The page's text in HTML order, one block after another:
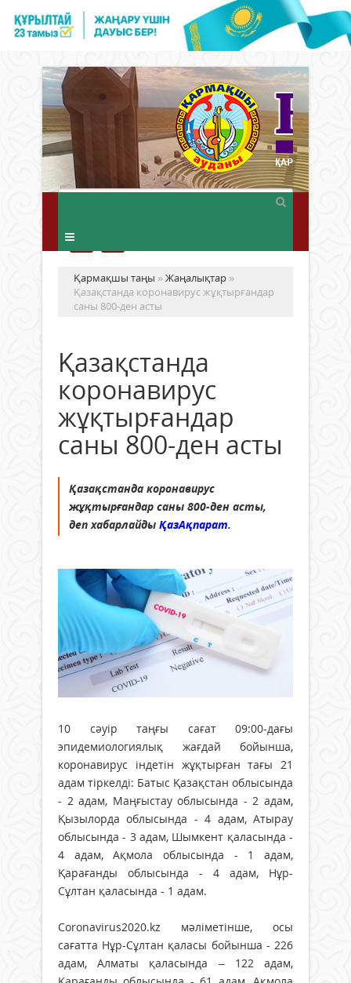
Қармақшы таңы »Жаңалықтар »
Қазақстанда коронавирус жұқтырғандар
саны 800-ден асты
Қазақстанда
коронавирус
жұқтырғандар
саны 800-ден асты
Қазақстанда коронавирус
жұқтырғандар саны 800-ден асты,
деп хабарлайды ҚазАқпарат.
10 сәуір таңғы сағат 09:00-дағы
эпидемиологиялық жағдай бойынша,
коронавирус індетін жұқтырған тағы 21
адам тiркелді: Батыс Қазақстан облысында
- 2 адам, Маңғыстау облысында - 2 адам,
Қызылорда облысында - 4 адам, Атырау
облысында - 3 адам, Шымкент қаласында -
4 адам, Ақмола облысында - 1 адам,
Қарағанды облысында - 4 адам, Нұр-
Сұлтан қаласында - 1 адам.
Coronavirus2020.kz мәліметінше, осы
сағатта Нұр-Сұлтан қаласы бойынша - 226
адам, Алматы қаласында – 122 адам,